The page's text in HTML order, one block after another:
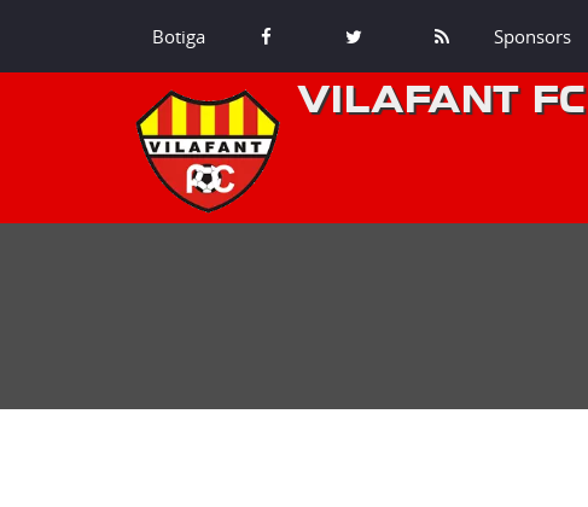
Botiga Sponsors
VILAFANT FC